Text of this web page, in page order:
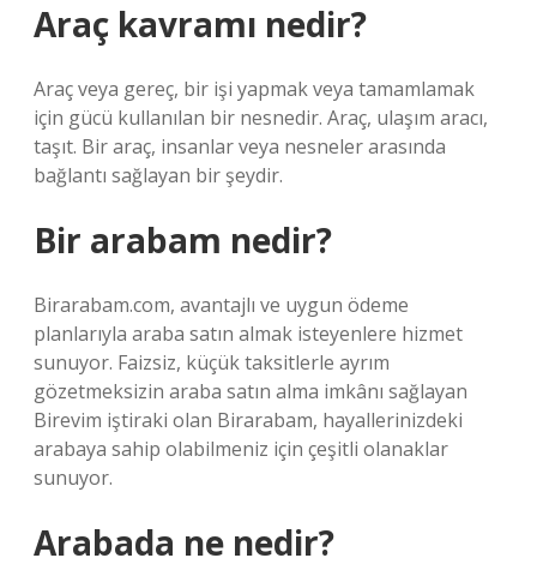
Araç kavramı nedir?
Araç veya gereç, bir işi yapmak veya tamamlamak
için gücü kullanılan bir nesnedir. Araç, ulaşım aracı,
taşıt. Bir araç, insanlar veya nesneler arasında
bağlantı sağlayan bir şeydir.
Bir arabam nedir?
Birarabam.com, avantajlı ve uygun ödeme
planlarıyla araba satın almak isteyenlere hizmet
sunuyor. Faizsiz, küçük taksitlerle ayrım
gözetmeksizin araba satın alma imkânı sağlayan
Birevim iştiraki olan Birarabam, hayallerinizdeki
arabaya sahip olabilmeniz için çeşitli olanaklar
sunuyor.
Arabada ne nedir?